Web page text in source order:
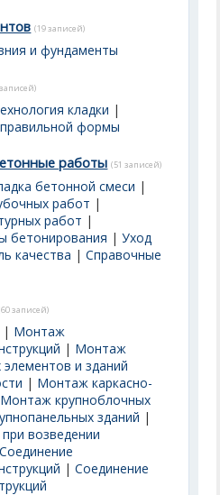
(19 записей)
и фундаменты
кладки |
формы
работы (51 записей)
бетонной смеси |
работ |
работ |
бетонирования |Уход
качества |Справочные
записей)
| Монтаж
| Монтаж
и зданий
| Монтаж каркасно-
Монтаж крупноблочных
зданий |
возведении
Соединение
|Соединение